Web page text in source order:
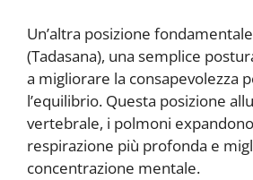
Un’altra posizione
(Tadasana), una semplice
a migliorare la consapevolezza
l’equilibrio. Questa posizione
vertebrale, i polmoni
respirazione più profonda e
concentrazione mentale.